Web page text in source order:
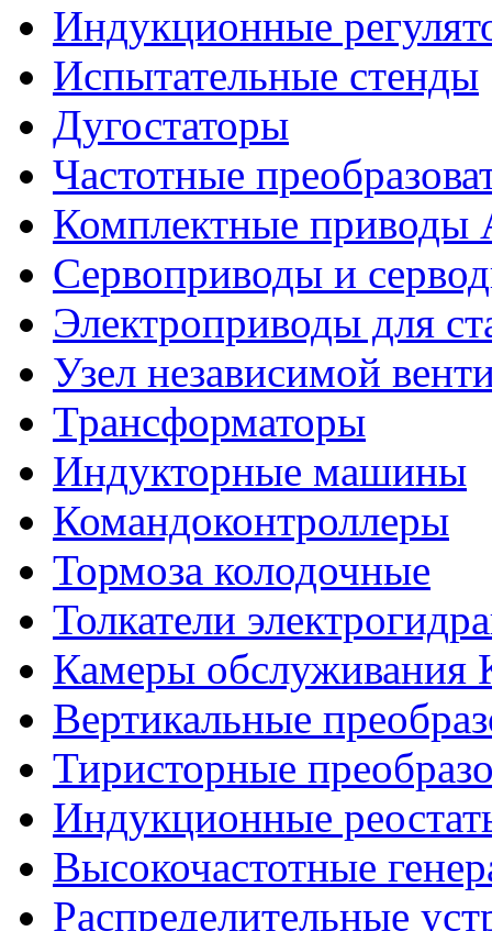
Индукционные
Испытательные стенды
Дугостаторы
Частотные
Комплектные
Сервоприводы и
Электроприводы для
Узел независимой
Трансформаторы
Индукторные машины
Командоконтроллеры
Тормоза колодочные
Толкатели
Камеры
Вертикальные
Тиристорные
Индукционные
Высокочастотные
Распределительные